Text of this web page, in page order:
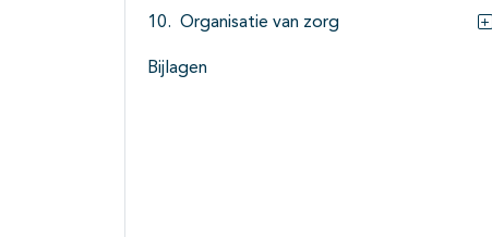
Organisatie van zorg
Bijlagen